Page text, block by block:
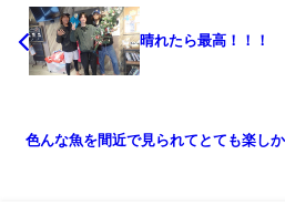
晴れたら最高！！！
色んな魚を間近で見られてとても楽しか